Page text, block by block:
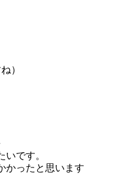
）
です。
かったと思います